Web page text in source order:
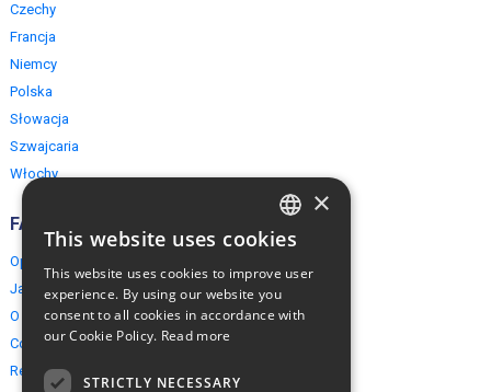
Czechy
Francja
Niemcy
Polska
Słowacja
Szwajcaria
Włochy
FAQ
Opinie naszych klientów
Jak rezerwować?
O EuropeMountains.com
Cookies, Prywatność, Bezpieczeństwo
Regulamin
ENGLISH
×
This website uses cookies
This website uses cookies to improve user
experience. By using our website you
consent to all cookies in accordance with
our Cookie Policy. Read more
STRICTLY NECESSARY